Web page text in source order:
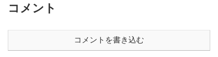
コメント
コメントを書き込む